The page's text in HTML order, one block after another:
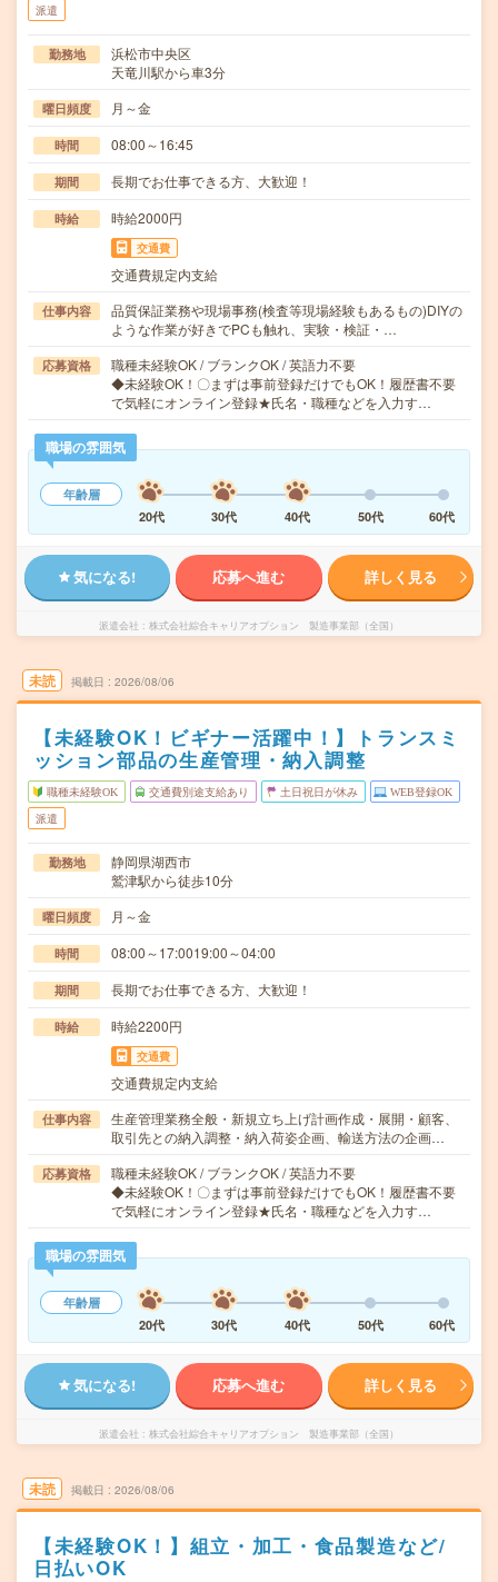
派遣
勤務地
浜松市中央区
天竜川駅から車3分
曜日頻度 月～金
時間 08:00～16:45
期間 長期でお仕事できる方、大歓迎！
時給 時給2000円
交通費
交通費規定内支給
仕事内容
品質保証業務や現場事務(検査等現場経験もあるもの)DIYの
ような作業が好きでPCも触れ、実験・検証・…
応募資格
職種未経験OK / ブランクOK / 英語力不要
◆未経験OK！〇まずは事前登録だけでもOK！履歴書不要
で気軽にオンライン登録★氏名・職種などを入力す…
職場の雰囲気
年齢層
20代
30代 40代 50代 60代
気になる! 応募へ進む 詳しく見る
派遣会社 株式会社綜合キャリアオプション 製造事業部（全国）
未読 掲載日 2026/08/06
【未経験OK！ビギナー活躍中！】トランスミ
ッション部品の生産管理・納入調整
職種未経験OK 交通費別途支給あり 土日祝日が休み WEB登録OK
派遣
勤務地
静岡県湖西市
鷲津駅から徒歩10分
曜日頻度 月～金
時間 08:00～17:0019:00～04:00
期間 長期でお仕事できる方、大歓迎！
時給 時給2200円
交通費
交通費規定内支給
仕事内容
生産管理業務全般・新規立ち上げ計画作成・展開・顧客、
取引先との納入調整・納入荷姿企画、輸送方法の企画…
応募資格
職種未経験OK / ブランクOK / 英語力不要
◆未経験OK！〇まずは事前登録だけでもOK！履歴書不要
で気軽にオンライン登録★氏名・職種などを入力す…
職場の雰囲気
年齢層
20代
30代 40代 50代 60代
気になる! 応募へ進む 詳しく見る
派遣会社 株式会社綜合キャリアオプション 製造事業部（全国）
未読 掲載日 2026/08/06
【未経験OK！】組立・加工・食品製造など/
日払いOK